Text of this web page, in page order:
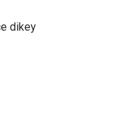
dikey